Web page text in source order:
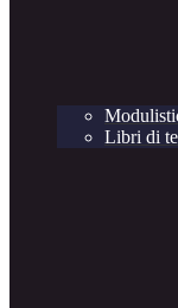
Libri di